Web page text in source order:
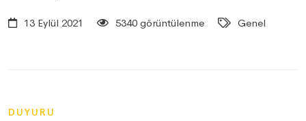
13 Eylül 2021 5340 görüntülenme Genel
DUYURU